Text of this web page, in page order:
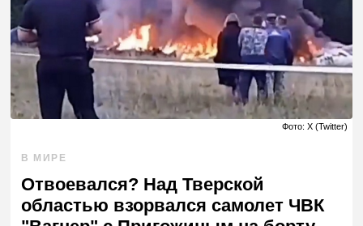
Фото: X (Twitter)
В МИРЕ
Отвоевался? Над Тверской
областью взорвался самолет ЧВК